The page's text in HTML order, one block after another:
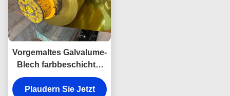
Vorgemaltes Galvalume-
Blech farbbeschichtet
50+ Farben für
Verkleidungen Gi-Coil
Plaudern Sie Jetzt